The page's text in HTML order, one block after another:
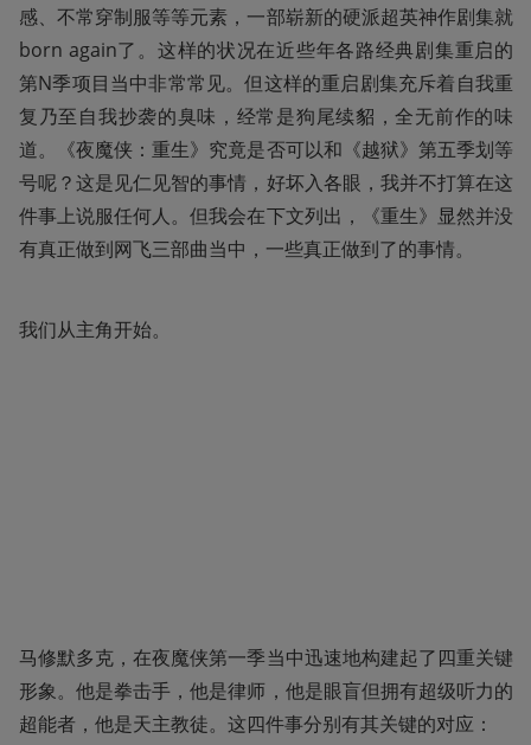
感、不常穿制服等等元素，一部崭新的硬派超英神作剧集就
born again了。这样的状况在近些年各路经典剧集重启的
第N季项目当中非常常见。但这样的重启剧集充斥着自我重
复乃至自我抄袭的臭味，经常是狗尾续貂，全无前作的味
道。《夜魔侠：重生》究竟是否可以和《越狱》第五季划等
号呢？这是见仁见智的事情，好坏入各眼，我并不打算在这
件事上说服任何人。但我会在下文列出，《重生》显然并没
有真正做到网飞三部曲当中，一些真正做到了的事情。
我们从主角开始。
马修默多克，在夜魔侠第一季当中迅速地构建起了四重关键
形象。他是拳击手，他是律师，他是眼盲但拥有超级听力的
超能者，他是天主教徒。这四件事分别有其关键的对应：